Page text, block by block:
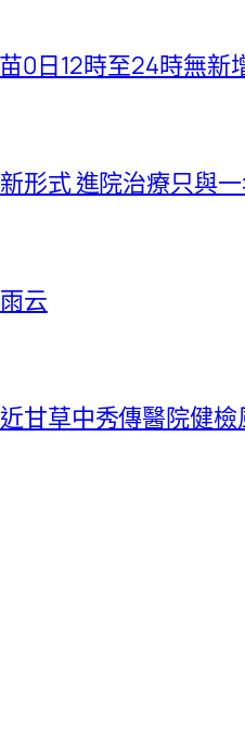
0日12時至24時無新
形式 進院治療只與
云
甘草中秀傳醫院健